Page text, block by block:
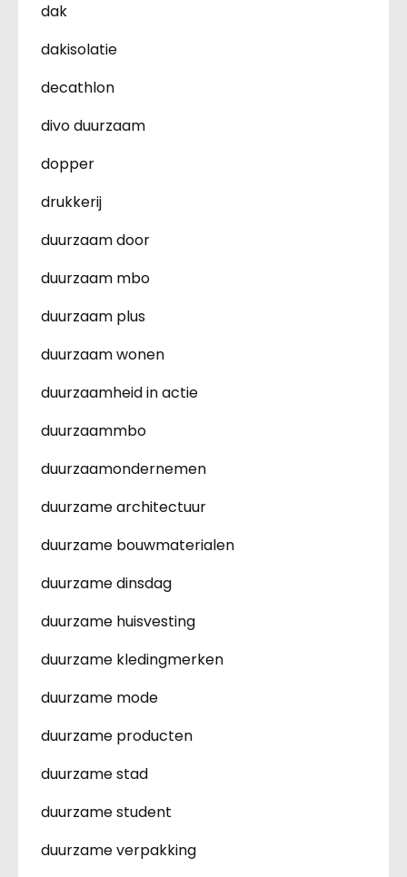
dak
dakisolatie
decathlon
divo duurzaam
dopper
drukkerij
duurzaam door
duurzaam mbo
duurzaam plus
duurzaam wonen
duurzaamheid in actie
duurzaammbo
duurzaamondernemen
duurzame architectuur
duurzame bouwmaterialen
duurzame dinsdag
duurzame huisvesting
duurzame kledingmerken
duurzame mode
duurzame producten
duurzame stad
duurzame student
duurzame verpakking